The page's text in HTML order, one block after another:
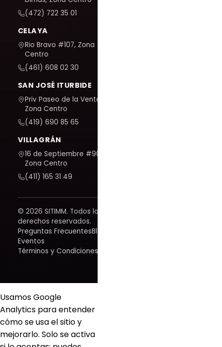
(472) 722 35 01
CELAYA
Rio Bravo #107, Zona
Centro
(461) 608 02 30
SAN JOSÉ ITURBIDE
Priv Paseo de la Venta #7,
Zona Centro
(419) 690 85 65
VILLAGRÁN
16 de Septiembre #909,
Zona Centro
(411) 165 31 49
© 2026 SITIMM. Todos los
derechos reservados.
Preguntas FrecuentesBlog
Eventos
Términos y Condiciones
Usamos Google
Analytics para entender
cómo se usa el sitio y
mejorarlo. Solo se activa